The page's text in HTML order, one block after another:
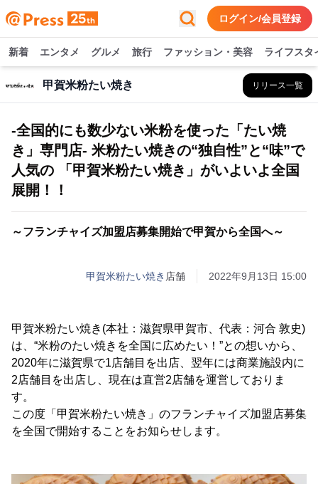
ログイン/会員登録
新着 エンタメ グルメ 旅行 ファッション・美容 ライフスタ
甲賀米粉たい焼き リリース一覧
-全国的にも数少ない米粉を使った「たい焼
き」専門店- 米粉たい焼きの“独自性”と“味”で
人気の 「甲賀米粉たい焼き」がいよいよ全国
展開！！
～フランチャイズ加盟店募集開始で甲賀から全国へ～
甲賀米粉たい焼き 店舗 2022年9月13日 15:00
甲賀米粉たい焼き(本社：滋賀県甲賀市、代表：河合 敦史)
は、“米粉のたい焼きを全国に広めたい！”との想いから、
2020年に滋賀県で1店舗目を出店、翌年には商業施設内に
2店舗目を出店し、現在は直営2店舗を運営しておりま
す。
この度「甲賀米粉たい焼き」のフランチャイズ加盟店募集
を全国で開始することをお知らせします。